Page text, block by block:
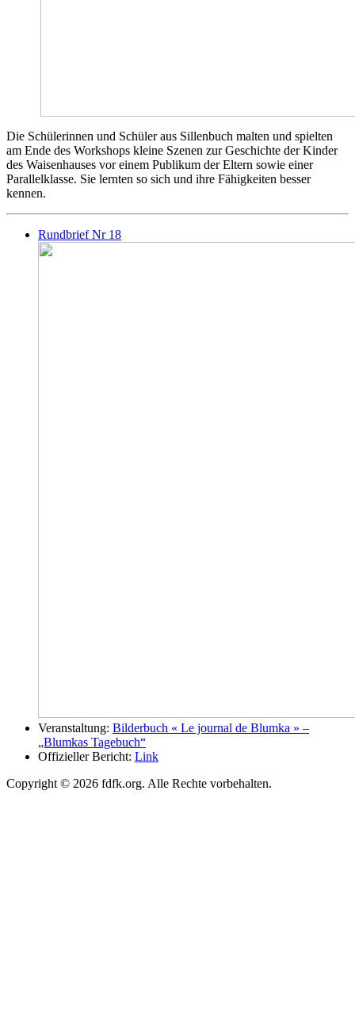
Die Schülerinnen und Schüler aus Sillenbuch malten und spielten
am Ende des Workshops kleine Szenen zur Geschichte der Kinder
des Waisenhauses vor einem Publikum der Eltern sowie einer
Parallelklasse. Sie lernten so sich und ihre Fähigkeiten besser
kennen.
Rundbrief Nr 18
Veranstaltung: Bilderbuch « Le journal de Blumka » –
„Blumkas Tagebuch“
Offizieller Bericht: Link
Copyright © 2026 fdfk.org. Alle Rechte vorbehalten.